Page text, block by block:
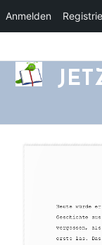
Anmelden